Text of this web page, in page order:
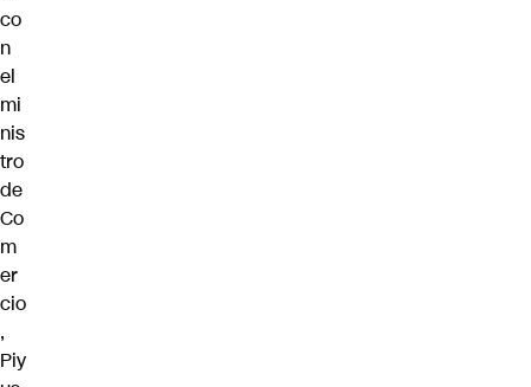
co
n
el
mi
nis
tro
de
Co
m
er
cio
,
Piy